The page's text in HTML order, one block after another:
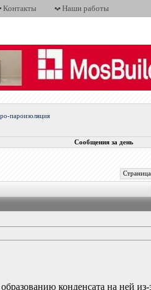
Контакты Наши работы
пароизоляция
Сообщения за день
конденсата на ней из-